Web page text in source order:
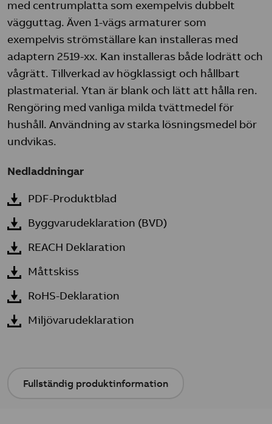
med centrumplatta som exempelvis dubbelt
vägguttag. Även 1-vägs armaturer som
exempelvis strömställare kan installeras med
adaptern 2519-xx. Kan installeras både lodrätt och
vågrätt. Tillverkad av högklassigt och hållbart
plastmaterial. Ytan är blank och lätt att hålla ren.
Rengöring med vanliga milda tvättmedel för
hushåll. Användning av starka lösningsmedel bör
undvikas.
Nedladdningar
PDF-Produktblad
Byggvarudeklaration (BVD)
REACH Deklaration
Måttskiss
RoHS-Deklaration
Miljövarudeklaration
Fullständig produktinformation